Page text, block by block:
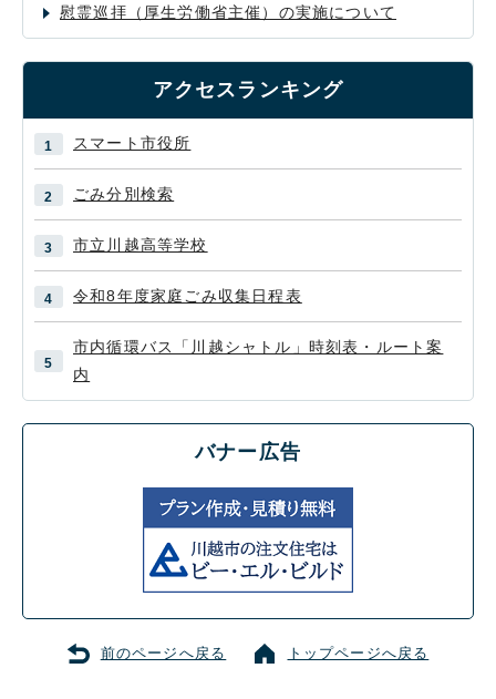
慰霊巡拝（厚生労働省主催）の実施について
アクセスランキング
スマート市役所
ごみ分別検索
市立川越高等学校
令和8年度家庭ごみ収集日程表
市内循環バス「川越シャトル」時刻表・ルート案
内
バナー広告
前のページへ戻る トップページへ戻る